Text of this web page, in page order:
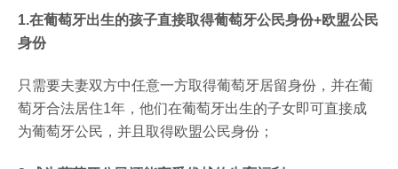
1.在葡萄牙出生的孩子直接取得葡萄牙公民身份+欧盟公民
身份
只需要夫妻双方中任意一方取得葡萄牙居留身份，并在葡
萄牙合法居住1年，他们在葡萄牙出生的子女即可直接成
为葡萄牙公民，并且取得欧盟公民身份；